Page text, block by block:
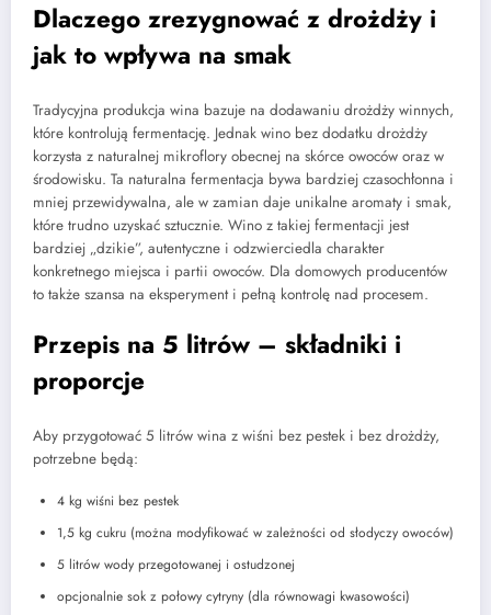
Dlaczego zrezygnować z drożdży i
jak to wpływa na smak
Tradycyjna produkcja wina bazuje na dodawaniu drożdży winnych,
które kontrolują fermentację. Jednak wino bez dodatku drożdży
korzysta z naturalnej mikroflory obecnej na skórce owoców oraz w
środowisku. Ta naturalna fermentacja bywa bardziej czasochłonna i
mniej przewidywalna, ale w zamian daje unikalne aromaty i smak,
które trudno uzyskać sztucznie. Wino z takiej fermentacji jest
bardziej „dzikie”, autentyczne i odzwierciedla charakter
konkretnego miejsca i partii owoców. Dla domowych producentów
to także szansa na eksperyment i pełną kontrolę nad procesem.
Przepis na 5 litrów – składniki i
proporcje
Aby przygotować 5 litrów wina z wiśni bez pestek i bez drożdży,
potrzebne będą:
4 kg wiśni bez pestek
1,5 kg cukru (można modyfikować w zależności od słodyczy owoców)
5 litrów wody przegotowanej i ostudzonej
opcjonalnie sok z połowy cytryny (dla równowagi kwasowości)